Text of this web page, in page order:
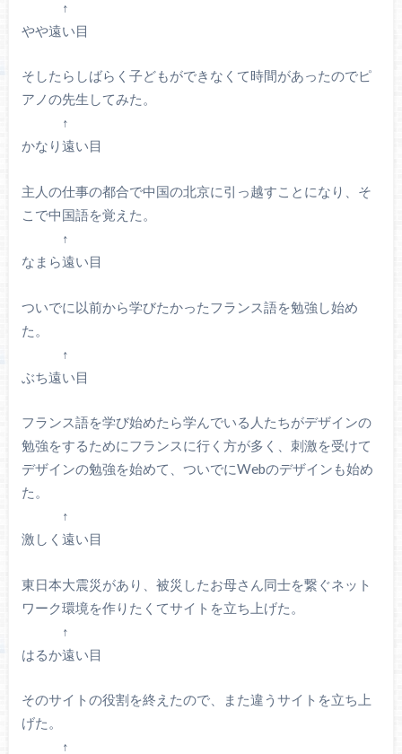
↑
やや遠い目
そしたらしばらく子どもができなくて時間があったのでピ
アノの先生してみた。
↑
かなり遠い目
主人の仕事の都合で中国の北京に引っ越すことになり、そ
こで中国語を覚えた。
↑
なまら遠い目
ついでに以前から学びたかったフランス語を勉強し始め
た。
↑
ぶち遠い目
フランス語を学び始めたら学んでいる人たちがデザインの
勉強をするためにフランスに行く方が多く、刺激を受けて
デザインの勉強を始めて、ついでにWebのデザインも始め
た。
↑
激しく遠い目
東日本大震災があり、被災したお母さん同士を繋ぐネット
ワーク環境を作りたくてサイトを立ち上げた。
↑
はるか遠い目
そのサイトの役割を終えたので、また違うサイトを立ち上
げた。
↑